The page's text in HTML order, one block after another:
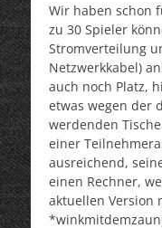
Wir haben schon
zu 30 Spieler
Stromverteilung
Netzwerkkabel)
auch noch Platz,
etwas wegen der
werdenden
einer
ausreichend,
einen Rechner,
aktuellen Version